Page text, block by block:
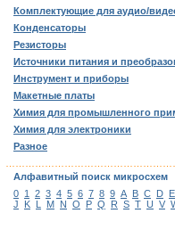
Комплектующие для аудио/
Конденсаторы
Резисторы
Источники питания и
Инструмент и приборы
Макетные платы
Химия для промышленного
Химия для электроники
Разное
Алфавитный поиск микросхем
0 1 2 3 4 5 6 7 8 9 A B C D E
J
K L M N O P Q R S T U V